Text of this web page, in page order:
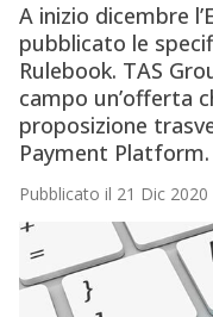
A inizio dicembre
pubblicato le
Rulebook. TAS
campo un’offerta
proposizione
Payment Platform.
Pubblicato il 21 Dic 2020